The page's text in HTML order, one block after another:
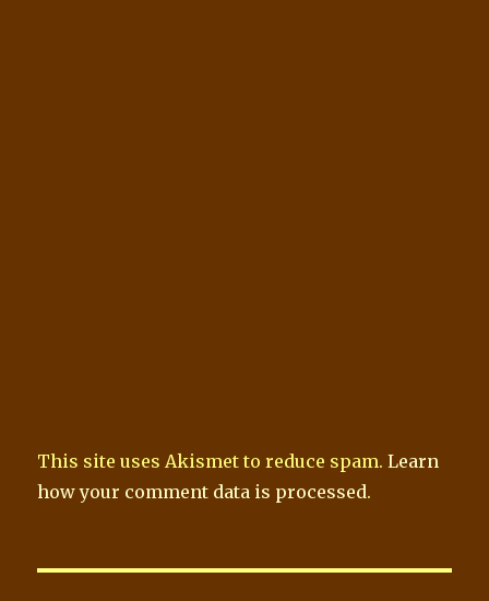
This site uses Akismet to reduce spam.Learn
how your comment data is processed.